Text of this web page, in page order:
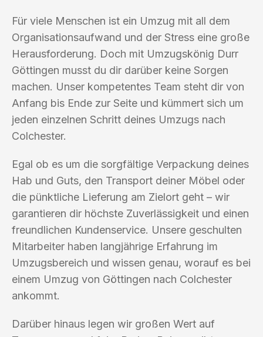
Für viele Menschen ist ein Umzug mit all dem
Organisationsaufwand und der Stress eine große
Herausforderung. Doch mit Umzugskönig Durr
Göttingen musst du dir darüber keine Sorgen
machen. Unser kompetentes Team steht dir von
Anfang bis Ende zur Seite und kümmert sich um
jeden einzelnen Schritt deines Umzugs nach
Colchester.
Egal ob es um die sorgfältige Verpackung deines
Hab und Guts, den Transport deiner Möbel oder
die pünktliche Lieferung am Zielort geht – wir
garantieren dir höchste Zuverlässigkeit und einen
freundlichen Kundenservice. Unsere geschulten
Mitarbeiter haben langjährige Erfahrung im
Umzugsbereich und wissen genau, worauf es bei
einem Umzug von Göttingen nach Colchester
ankommt.
Darüber hinaus legen wir großen Wert auf